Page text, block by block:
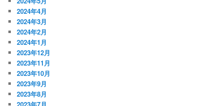
2024年4月
2024年3月
2024年2月
2024年1月
2023年12月
2023年11月
2023年10月
2023年9月
2023年8月